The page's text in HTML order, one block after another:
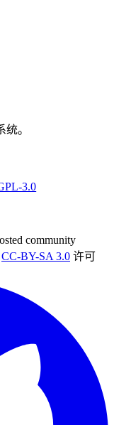
。
3.0
community
CC-BY-SA 3.0 许可